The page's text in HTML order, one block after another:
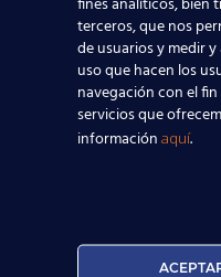
English para
profesionales,
¿Dónde
terceros, que nos
de usuarios y medir
uso que hacen los
navegación con el
servicios que
información aquí.